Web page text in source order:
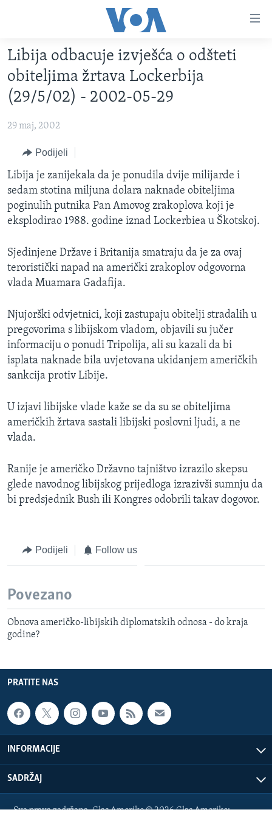
glavni
sadržaj
Pređi
na
glavnu
navigaciju
pretragu
TV PROGRAM
VIDEO
FOTOGRAFIJE DANA
VIJESTI
SJEDINJENE AMERIČKE DRŽAVE
BOSNA I HERCEGOVINA
SVIJET
NAUKA I TEHNOLOGIJA
SPECIJALNI PROJEKTI
KORUPCIJA
SLOBODA MEDIJA
IZBJEGLIČKA STRANA
MAGAZIN
O GLASU AMERIKE
Learning English
PRATITE NAS
Jezici
Libija odbacuje izvješća o odšteti
obiteljima žrtava Lockerbija
(29/5/02) - 2002-05-29
29 maj, 2002
Podijeli
Libija je zanijekala da je ponudila dvije milijarde i
sedam stotina miljuna dolara naknade obiteljima
poginulih putnika Pan Amovog zrakoplova koji je
eksplodirao 1988. godine iznad Lockerbiea u Škotskoj.
Sjedinjene Države i Britanija smatraju da je za ovaj
teroristički napad na američki zrakoplov odgovorna
vlada Muamara Gadafija.
Njujorški odvjetnici, koji zastupaju obitelji stradalih u
pregovorima s libijskom vladom, objavili su jučer
informaciju o ponudi Tripolija, ali su kazali da bi
isplata naknade bila uvjetovana ukidanjem američkih
sankcija protiv Libije.
U izjavi libijske vlade kaže se da su se obiteljima
američkih žrtava sastali libijski poslovni ljudi, a ne
vlada.
Ranije je američko Državno tajništvo izrazilo skepsu
glede navodnog libijskog prijedloga izrazivši sumnju da
bi predsjednik Bush ili Kongres odobrili takav dogovor.
Podijeli Follow us
Povezano
Obnova američko-libijskih diplomatskih odnosa - do kraja
godine?
PRATITE NAS
INFORMACIJE
SADRŽAJ
Sva prava zadržana. Glas Amerike © 2026 Glas Amerike: